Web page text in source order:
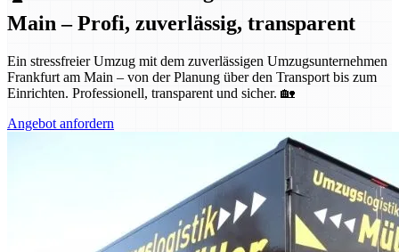
Main – Profi, zuverlässig, transparent
Ein stressfreier Umzug mit dem zuverlässigen Umzugsunternehmen
Frankfurt am Main – von der Planung über den Transport bis zum
Einrichten. Professionell, transparent und sicher. 🏡
Angebot anfordern